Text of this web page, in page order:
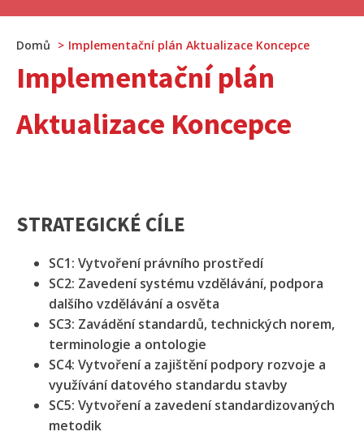
Domů Implementační plán Aktualizace Koncepce
Implementační plán
Aktualizace Koncepce
STRATEGICKÉ CÍLE
SC1: Vytvoření právního prostředí
SC2: Zavedení systému vzdělávání, podpora
dalšího vzdělávání a osvěta
SC3: Zavádění standardů, technických norem,
terminologie a ontologie
SC4: Vytvoření a zajištění podpory rozvoje a
využívání datového standardu stavby
SC5: Vytvoření a zavedení standardizovaných
metodik